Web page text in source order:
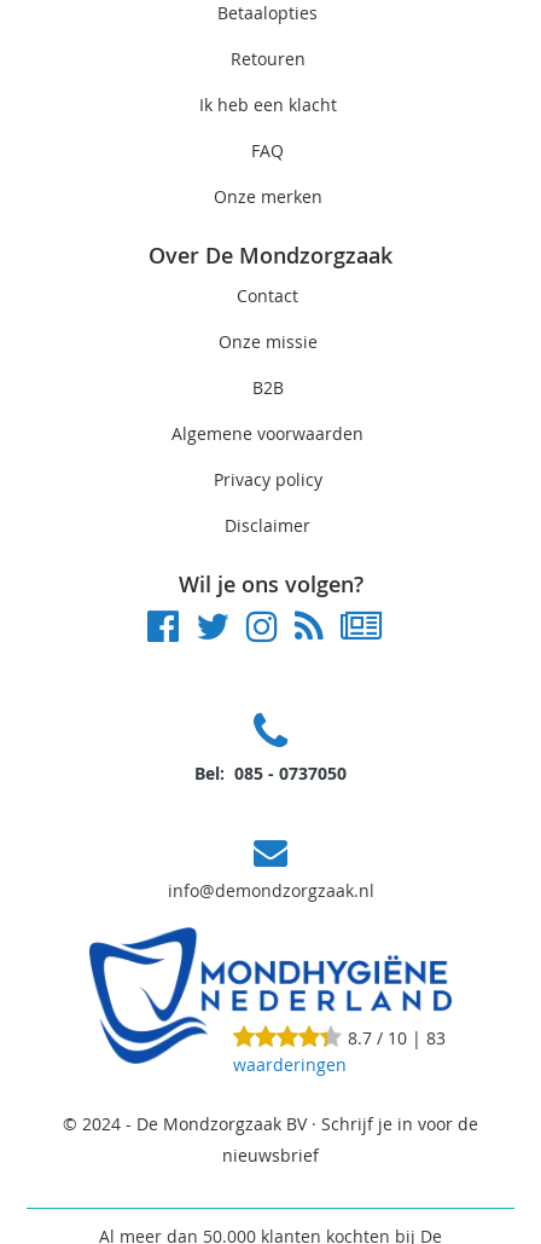
Betaalopties
Retouren
Ik heb een klacht
FAQ
Onze merken
Over De Mondzorgzaak
Contact
Onze missie
B2B
Algemene voorwaarden
Privacy policy
Disclaimer
Wil je ons volgen?
Bel: 085 - 0737050
info@demondzorgzaak.nl
8.7 / 10 | 83
waarderingen
© 2024 - De Mondzorgzaak BV · Schrijf je in voor de
nieuwsbrief
Al meer dan 50.000 klanten kochten bij De